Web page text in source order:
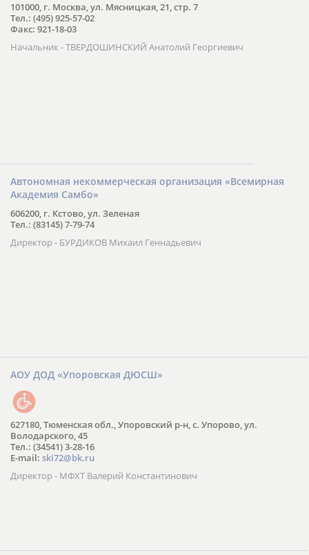
101000, г. Москва, ул. Мясницкая, 21, стр. 7
Тел.: (495) 925-57-02
Факс: 921-18-03
Начальник - ТВЕРДОШИНСКИЙ Анатолий Георгиевич
Автономная некоммерческая организация «Всемирная
Академия Самбо»
606200, г. Кстово, ул. Зеленая
Тел.: (83145) 7-79-74
Директор - БУРДИКОВ Михаил Геннадьевич
АОУ ДОД «Упоровская ДЮСШ»
627180, Тюменская обл., Упоровский р-н, с. Упорово, ул.
Володарского, 45
Тел.: (34541) 3-28-16
E-mail: ski72@bk.ru
Директор - МФХТ Валерий Константинович